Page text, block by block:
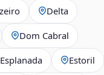
Delta
Dom Cabral
Esplanada Estoril